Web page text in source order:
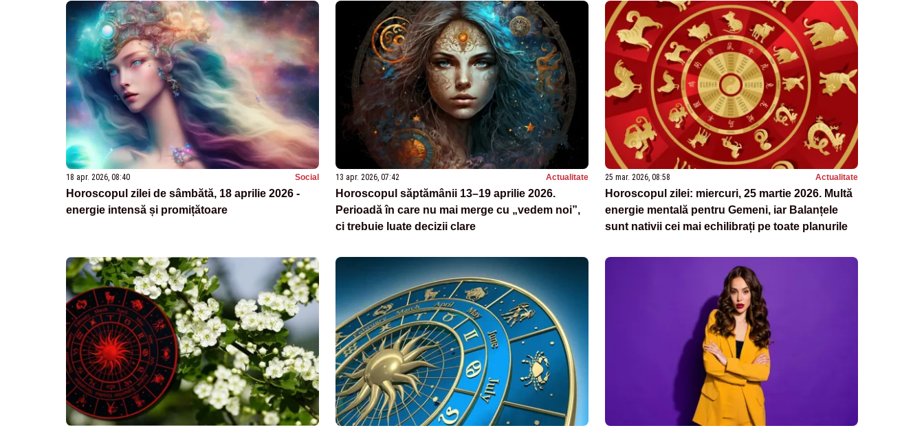
18 apr. 2026, 08:40 Social
Horoscopul zilei de sâmbătă, 18 aprilie 2026 -
energie intensă și promițătoare
13 apr. 2026, 07:42 Actualitate
Horoscopul săptămânii 13–19 aprilie 2026.
Perioadă în care nu mai merge cu „vedem noi”,
ci trebuie luate decizii clare
25 mar. 2026, 08:58 Actualitate
Horoscopul zilei: miercuri, 25 martie 2026. Multă
energie mentală pentru Gemeni, iar Balanțele
sunt nativii cei mai echilibrați pe toate planurile